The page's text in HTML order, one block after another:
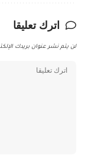
اترك تعليقا
لن يتم نشر عنوان بريدك